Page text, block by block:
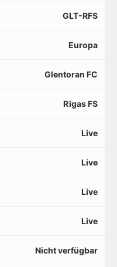
GLT-RFS
Europa
Glentoran FC
Rīgas FS
Live
Live
Live
Live
Nicht verfügbar